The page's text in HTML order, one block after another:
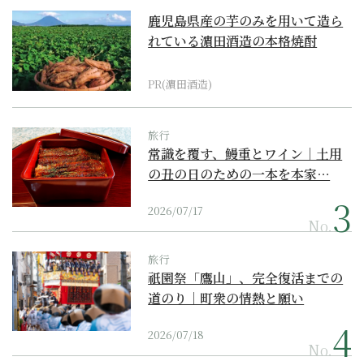
鹿児島県産の芋のみを用いて造ら
れている濵田酒造の本格焼酎
PR(濵田酒造)
旅行
常識を覆す、鰻重とワイン｜土用
の丑の日のための一本を本家…
2026/07/17
No.
旅行
祇園祭「鷹山」、完全復活までの
道のり｜町衆の情熱と願い
2026/07/18
No.